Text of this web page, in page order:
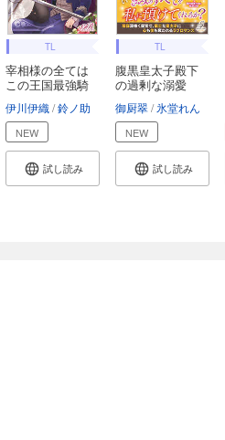
TL
宰相様の全ては
この王国最強騎
伊川伊織 鈴ノ助
NEW
試し読み
TL
腹黒皇太子殿下
の過剰な溺愛
御厨翠 氷堂れん
NEW
試し読み